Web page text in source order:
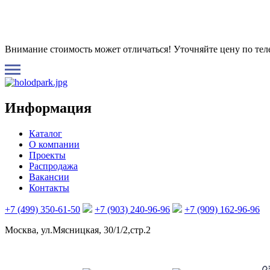
Внимание стоимость может отличаться! Уточняйте цену по
Информация
Каталог
О компании
Проекты
Распродажа
Вакансии
Контакты
+7 (499) 350-61-50 +7 (903) 240-96-96
+7 (909) 162-96-96
Москва, ул.Мясницкая, 30/1/2,стр.2